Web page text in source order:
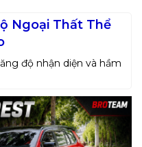
Ngoại Thất Thể
độ nhận diện và hầm